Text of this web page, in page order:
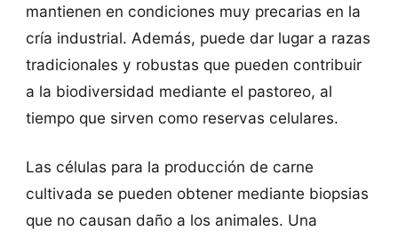
mantienen en condiciones muy precarias en la
cría industrial. Además, puede dar lugar a razas
tradicionales y robustas que pueden contribuir
a la biodiversidad mediante el pastoreo, al
tiempo que sirven como reservas celulares.
Las células para la producción de carne
cultivada se pueden obtener mediante biopsias
que no causan daño a los animales. Una